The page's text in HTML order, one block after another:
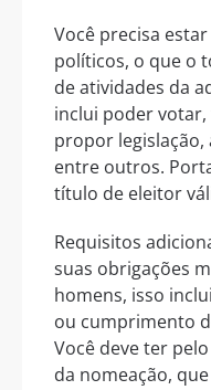
Você precisa
políticos, o que o
de atividades da
inclui poder
propor legislação,
entre outros.
título de eleitor
Requisitos
suas obrigações
homens, isso
ou cumprimento
Você deve ter
da nomeação,